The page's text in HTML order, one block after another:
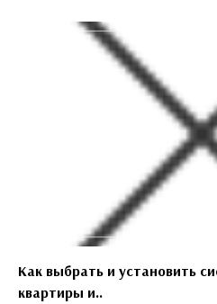
Как выбрать и установить
квартиры и..